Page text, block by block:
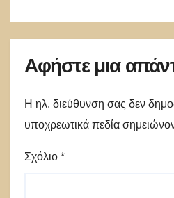
Αφήστε μια
Η ηλ. διεύθυνση σας δεν
υποχρεωτικά πεδία
Σχόλιο *